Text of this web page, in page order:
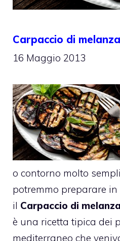
Carpaccio di
16 Maggio 2013
o contorno molto
potremmo preparare
il Carpaccio di
è una ricetta tipica dei
mediterraneo che